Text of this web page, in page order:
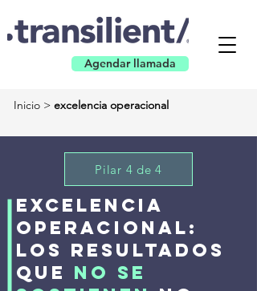
Agendar llamada
Inicio > excelencia operacional
Pilar 4 de 4
Excelencia
operacional:
los resultados
que no se